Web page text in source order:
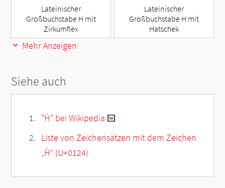
Lateinischer
Großbuchstabe H mit
Zirkumflex
Lateinischer
Großbuchstabe H mit
Hatschek
Mehr Anzeigen
Siehe auch
"Ĥ" bei Wikipedia
Liste von Zeichensätzen mit dem Zeichen
„Ĥ“ (U+0124)